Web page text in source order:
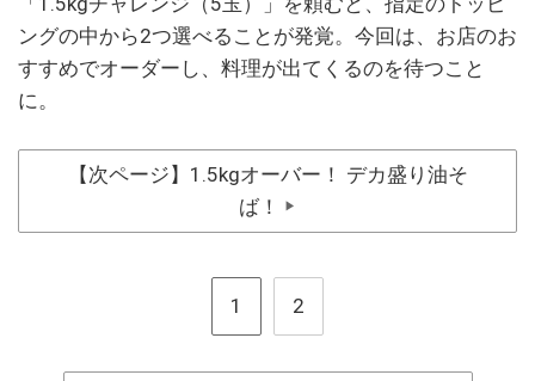
ングの中から2つ選べることが発覚。今回は、お店のお
すすめでオーダーし、料理が出てくるのを待つこと
に。
【次ページ】1.5kgオーバー！ デカ盛り油そ
ば！
▶
1 2